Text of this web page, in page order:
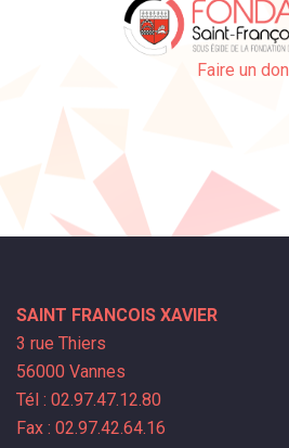
Faire un don
SAINT FRANCOIS XAVIER
3 rue Thiers
56000 Vannes
Tél : 02.97.47.12.80
Fax : 02.97.42.64.16